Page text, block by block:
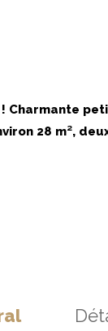
! Charmante
28 m²,